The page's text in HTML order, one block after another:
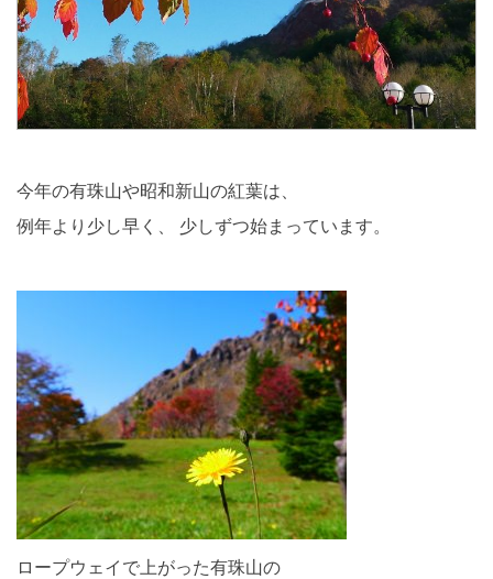
今年の有珠山や昭和新山の紅葉は、
例年より少し早く、 少しずつ始まっています。
ロープウェイで上がった有珠山の